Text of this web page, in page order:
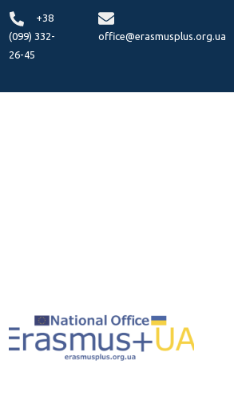
+38
(099) 332-
26-45
office@erasmusplus.org.ua